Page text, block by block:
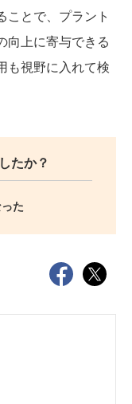
ことで、プラント
向上に寄与できる
も視野に入れて検
たか？
た